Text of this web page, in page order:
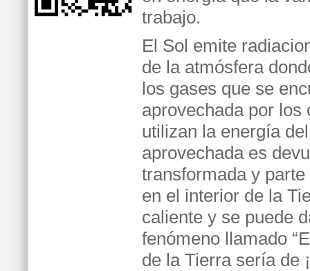
trabajo.
El Sol emite
de la atmósfera
los gases que se
aprovechada por
utilizan la energía
aprovechada es
transformada y
en el interior de la
caliente y se puede
fenómeno llamado
de la Tierra sería de